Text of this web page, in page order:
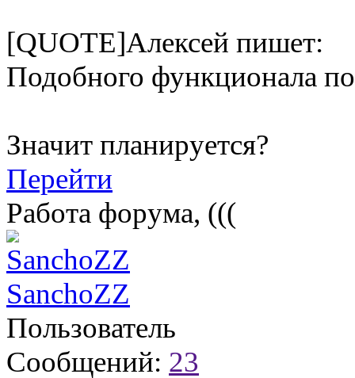
[QUOTE]Алексей пишет:
Подобного функционала
Значит планируется?
Перейти
Работа форума, (((
SanchoZZ
Пользователь
Сообщений: 23